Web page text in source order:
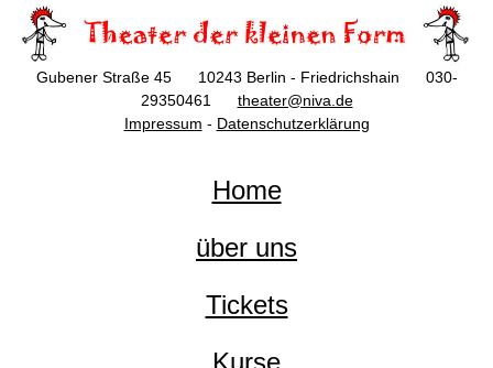
Gubener Straße 45 10243 Berlin - Friedrichshain 030-
29350461 theater@niva.de
Impressum - Datenschutzerklärung
Home
über uns
Tickets